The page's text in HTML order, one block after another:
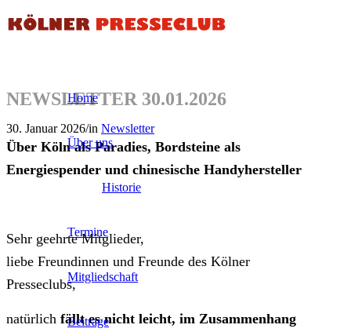
Home
Über uns
Historie
Termine
Mitgliedschaft
Beiträge
NEWSLETTER 30.01.2026
30. Januar 2026/in Newsletter
Über Köln als Paradies, Bordsteine als
Energiespender und chinesische Handyhersteller
Sehr geehrte Mitglieder,
liebe Freundinnen und Freunde des Kölner
Presseclubs,
natürlich fällt es nicht leicht, im Zusammenhang